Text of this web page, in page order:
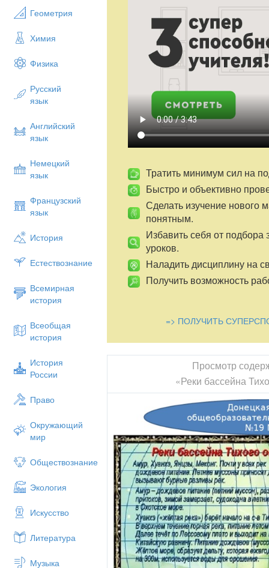
Геометрия
Химия
Физика
Русский
язык
Английский
язык
Немецкий
язык
Французский
язык
История
Естествознание
Всемирная
история
Всеобщая
история
История
России
Право
Окружающий
мир
Обществознание
Экология
Искусство
Литература
Музыка
Тратить минимум сил на
Быстро и объективно
Сделать изучение нового
понятным.
Избавить себя от подбора
уроков.
Наладить дисциплину на
Получить возможность
=> ПОЛУЧИТЬ
Просмотр
«Реки бассейна